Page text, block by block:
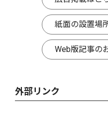
紙面の設置場
Web版記事の
外部リンク